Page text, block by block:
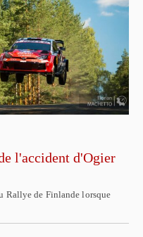
l'accident d'Ogier
Rallye de Finlande lorsque